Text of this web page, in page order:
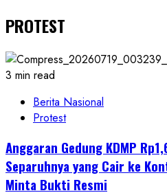
PROTEST
3 min read
Berita Nasional
Protest
Anggaran Gedung KDMP
Separuhnya yang Cair ke
Minta Bukti Resmi